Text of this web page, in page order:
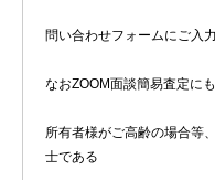
問い合わせフォームにご入
なおZOOM面談簡易査定に
所有者様がご高齢の場合等
士である